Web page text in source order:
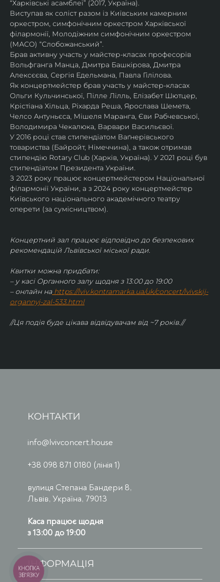
“Харківські асамблеї” (2017, Україна).
Виступав як соліст разом із Київським камерним
оркестром, симфонічним оркестром Харківської
філармонії, Молодіжним симфонічним оркестром
(МАСО) “Слобожанський”.
Брав активну участь у майстер-класах професорів
Вольфганга Манца, Дмитра Башкірова, Дмитра
Алексєєва, Сергія Едельмана, Павла Гілілова.
Як концертмейстер брав участь у майстер-класах
Ольги Кульчинської, Пілле Лілль, Елізабет Шютцер,
Крістіана Хільца, Ріхарда Реша, Ярослава Шемета,
Челсо Антуньєса, Мішеля Маранга, Єви Рабчевської,
Володимира Чекалюка, Варвари Васильєвої.
У 2016 році став стипендіатом Ваґнерівського
товариства (Байройт, Німеччина), а також отримав
стипендію Rotary Club (Харків, Україна). У 2021 році був
стипендіатом Президента України.
З 2023 року працює концертмейстером Національної
філармонії України, а з 2024 року концертмейстер
Київського національного академічного театру
оперети (за сумісництвом).
Концертний зал працює відповідно до безпекових
рекомендацій Львівської міської ради.
Квитки можна придбати:
– у касі Органного залу щодня з 13:00 до 19:00
– онлайн на https://lviv.kontramarka.ua/uk/concert/lvivskij-
organnyj-zal-533.html
//Ця подія буде цікава відвідувачам від ~7 років.//
КОНТАКТИ
info@lvivconcert.house
+38 098 871 0180 (лінія 1)
вулиця Степана Бандери 8,
Львів, Україна, 79013
Каса працює щодня
з 13:00 до 19:00
ІНФОРМАЦІЯ
КНОПКА
ЗВ'ЯЗКУ